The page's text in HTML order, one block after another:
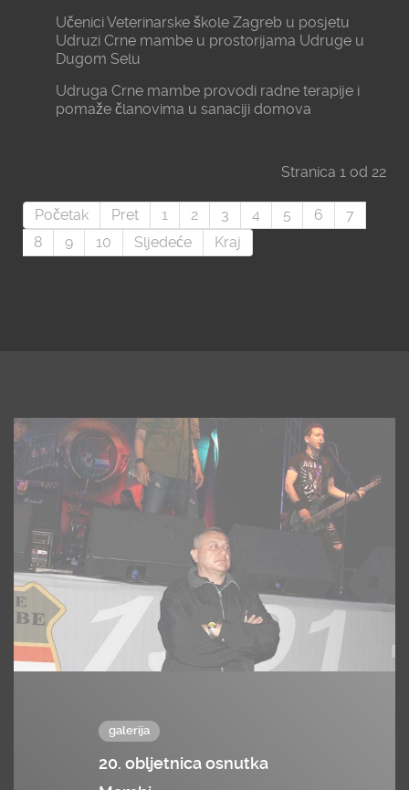
Učenici Veterinarske škole Zagreb u posjetu
Udruzi Crne mambe u prostorijama Udruge u
Dugom Selu
Udruga Crne mambe provodi radne terapije i
pomaže članovima u sanaciji domova
Stranica 1 od 22
Početak Pret 1 2 3 4 5 6
7
8
9 10 Sljedeće Kraj
galerija
20. obljetnica osnutka